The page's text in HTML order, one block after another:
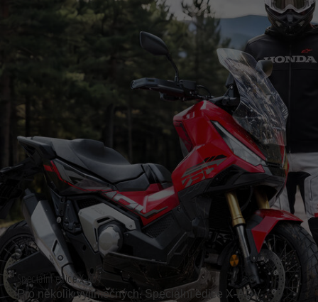
Speciální edice X-ADV
Pro několik výjimečných. Speciální edice X-ADV